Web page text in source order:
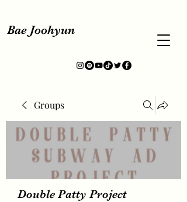
Bae Joohyun
Groups
Double Patty Project